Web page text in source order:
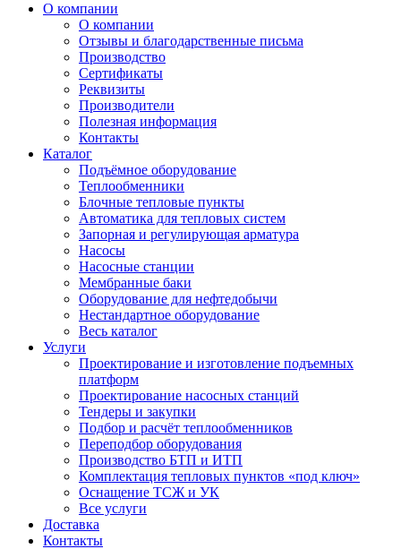
О компании
О компании
Отзывы и благодарственные письма
Производство
Сертификаты
Реквизиты
Производители
Полезная информация
Контакты
Каталог
Подъёмное оборудование
Теплообменники
Блочные тепловые пункты
Автоматика для тепловых систем
Запорная и регулирующая арматура
Насосы
Насосные станции
Мембранные баки
Оборудование для нефтедобычи
Нестандартное оборудование
Весь каталог
Услуги
Проектирование и изготовление подъемных
платформ
Проектирование насосных станций
Тендеры и закупки
Подбор и расчёт теплообменников
Переподбор оборудования
Производство БТП и ИТП
Комплектация тепловых пунктов «под ключ»
Оснащение ТСЖ и УК
Все услуги
Доставка
Контакты